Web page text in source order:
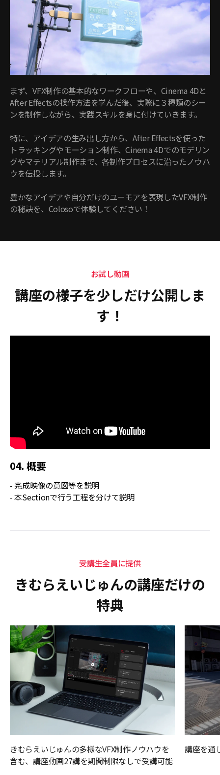
まず、VFX制作の基本的なワークフローや、Cinema 4Dと
After Effectsの操作方法を学んだ後、実際に３種類のシー
ンを制作しながら、実践スキルを身に付けていきます。
特に、アイデアの生み出し方から、After Effectsを使った
トラッキングやモーション制作、Cinema 4Dでのモデリン
グやマテリアル制作まで、各制作プロセスに沿ったノウハ
ウを伝授します。
豊かなアイデアや自分だけのユーモアを表現したVFX制作
の秘訣を、Colosoで体験してください！
お試し動画
講座の様子を少しだけ公開しま
す！
04. 概要
- 完成映像の意図等を説明
- 本Sectionで行う工程を分けて説明
受講生全員に提供
きむらえいじゅんの講座だけの
特典
きむらえいじゅんの多様なVFX制作ノウハウを
含む、講座動画27講を期間制限なしで受講可能
講座を通